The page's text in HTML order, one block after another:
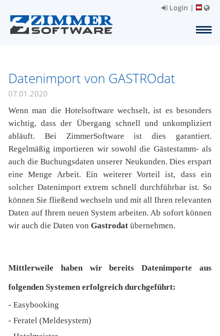
Login |
Datenimport von GASTROdat
07.01.2020
Wenn man die Hotelsoftware wechselt, ist es besonders
wichtig, dass der Übergang schnell und unkompliziert
abläuft. Bei ZimmerSoftware ist dies garantiert.
Regelmäßig importieren wir sowohl die Gästestamm- als
auch die Buchungsdaten unserer Neukunden. Dies erspart
eine Menge Arbeit. Ein weiterer Vorteil ist, dass ein
solcher Datenimport extrem schnell durchführbar ist. So
können Sie fließend wechseln und mit all Ihren relevanten
Daten auf Ihrem neuen System arbeiten. Ab sofort können
wir auch die Daten von Gastrodat übernehmen.
Mittlerweile haben wir bereits Datenimporte aus
folgenden Systemen erfolgreich durchgeführt:
- Easybooking
- Feratel (Meldesystem)